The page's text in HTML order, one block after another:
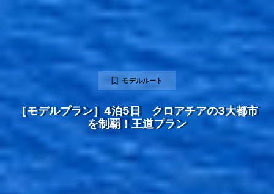
モデルルート
［モデルプラン］4泊5日 クロアチアの3大都市
を制覇！王道プラン